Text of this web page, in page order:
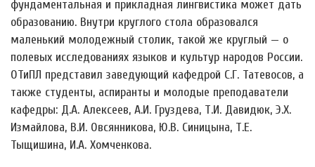
фундаментальная и прикладная лингвистика может дать
образованию. Внутри круглого стола образовался
маленький молодежный столик, такой же круглый — о
полевых исследованиях языков и культур народов России.
ОТиПЛ представил заведующий кафедрой С.Г. Татевосов, а
также студенты, аспиранты и молодые преподаватели
кафедры: Д.А. Алексеев, А.И. Груздева, Т.И. Давидюк, Э.Х.
Измайлова, В.И. Овсянникова, Ю.В. Синицына, Т.Е.
Тыщишина, И.А. Хомченкова.